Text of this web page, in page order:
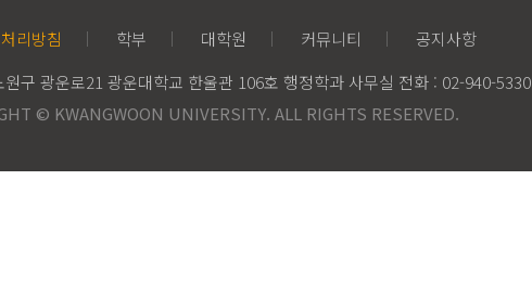
리방침 학부 대학원 커뮤니티
공지사항
원구 광운로21 광운대학교 한울관 106호 행정학과 사무실 전화 : 02-940-5330
© KWANGWOON UNIVERSITY. ALL RIGHTS RESERVED.